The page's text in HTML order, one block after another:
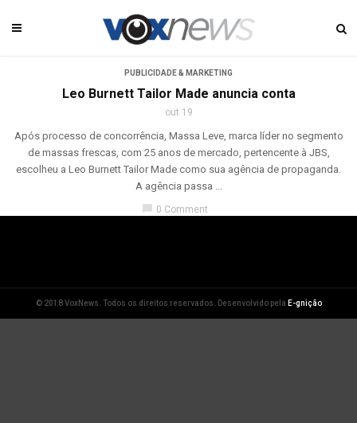
PUBLICIDADE & MARKETING
Leo Burnett Tailor Made anuncia conta
out 19
Após processo de concorrência, Massa Leve, marca líder no segmento
de massas frescas, com 25 anos de mercado, pertencente à JBS,
escolheu a Leo Burnett Tailor Made como sua agência de propaganda.
A agência passa ...
chat_bubble 0 Comment
© 2018 VoxNews. Todos os direitos reservados. Desenvolvido pela E-gnição